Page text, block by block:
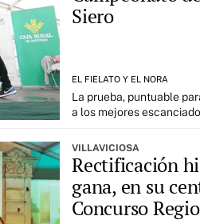
Siero
EL FIELATO Y EL NORA
La prueba, puntuable
a los mejores
VILLAVICIOSA
Rectificación
gana, en su
Concurso